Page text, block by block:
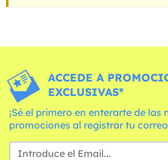
ACCEDE A
EXCLUSIVAS*
¡Sé el primero en enterarte de las
promociones al registrar tu